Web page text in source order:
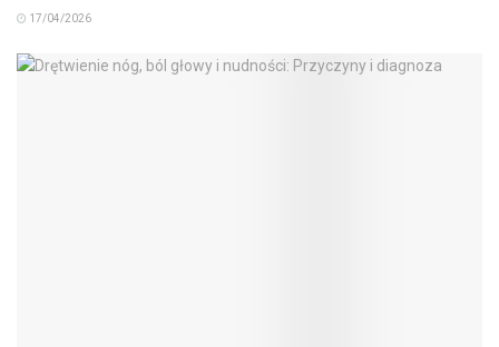
17/04/2026